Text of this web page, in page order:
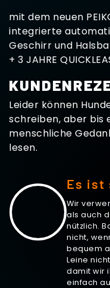
mit dem neuen
integrierte
Geschirr und
+ 3 JAHRE
Leider können
schreiben, aber bis
menschliche
lesen.
Es ist
Wir
als auch
nützlich.
nicht,
bequem
Leine
damit wir
einfach